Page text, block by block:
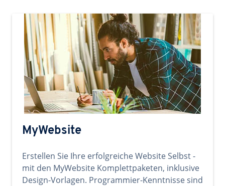
MyWebsite
Erstellen Sie Ihre erfolgreiche Website Selbst -
mit den MyWebsite Komplettpaketen, inklusive
Design-Vorlagen. Programmier-Kenntnisse sind